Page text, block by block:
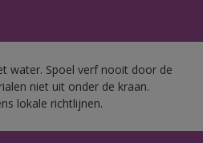
water. Spoel verf nooit door de
niet uit onder de kraan.
lokale richtlijnen.